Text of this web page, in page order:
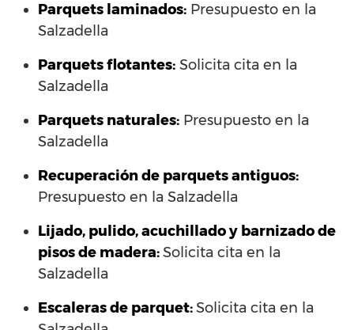
Parquets laminados: Presupuesto en la
Salzadella
Parquets flotantes: Solicita cita en la
Salzadella
Parquets naturales: Presupuesto en la
Salzadella
Recuperación de parquets antiguos:
Presupuesto en la Salzadella
Lijado, pulido, acuchillado y barnizado de
pisos de madera:Solicita cita en la
Salzadella
Escaleras de parquet:Solicita cita en la